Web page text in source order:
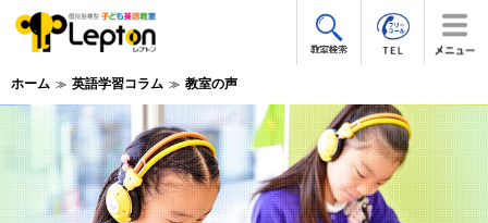
ホーム 英語学習コラム 教室の声